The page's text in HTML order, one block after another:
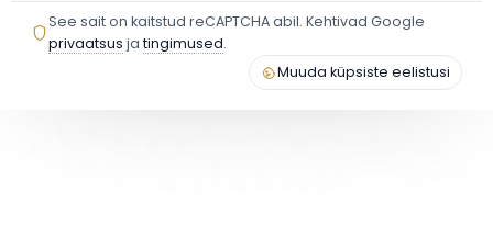
See sait on kaitstud reCAPTCHA abil. Kehtivad Google
privaatsus ja tingimused.
Muuda küpsiste eelistusi